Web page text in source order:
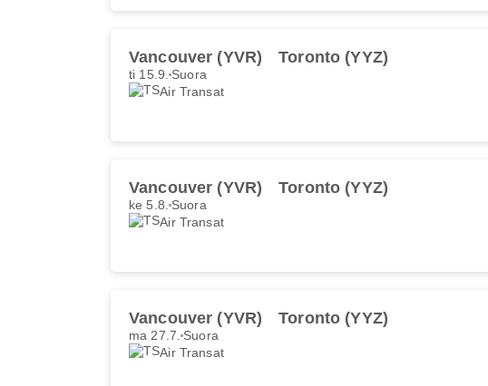
Vancouver (YVR) Toronto (YYZ)
ti 15.9. Suora
Air Transat
Vancouver (YVR) Toronto (YYZ)
ke 5.8. Suora
Air Transat
Vancouver (YVR) Toronto (YYZ)
ma 27.7. Suora
Air Transat